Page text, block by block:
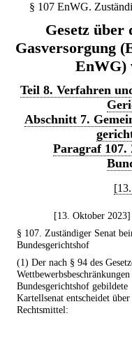
§ 107 EnWG.
Gesetz
Gasversorgung
EnWG)
Teil 8. Verfahren
Abschnitt 7.
Paragraf 107.
[13. Oktober 2023]
§ 107. Zuständiger Senat
Bundesgerichtshof
(1) Der nach § 94 des
Bundesgerichtshof gebildete
Kartellsenat entscheidet
Rechtsmittel: